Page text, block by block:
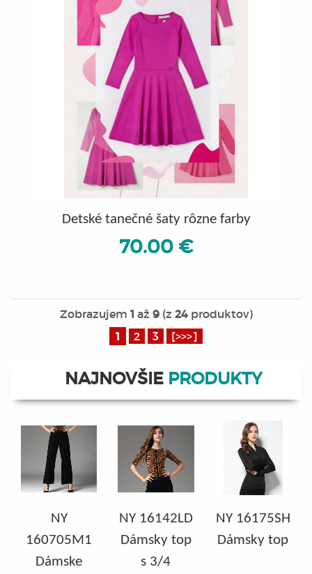
Detské tanečné šaty rôzne farby
70.00 €
Zobrazujem 1 až 9(z 24produktov)
1
2 3 [>>>]
NAJNOVŠIE PRODUKTY
NY
160705M1
Dámske
NY 16142LD
Dámsky top
s 3/4
NY 16175SH
Dámsky top